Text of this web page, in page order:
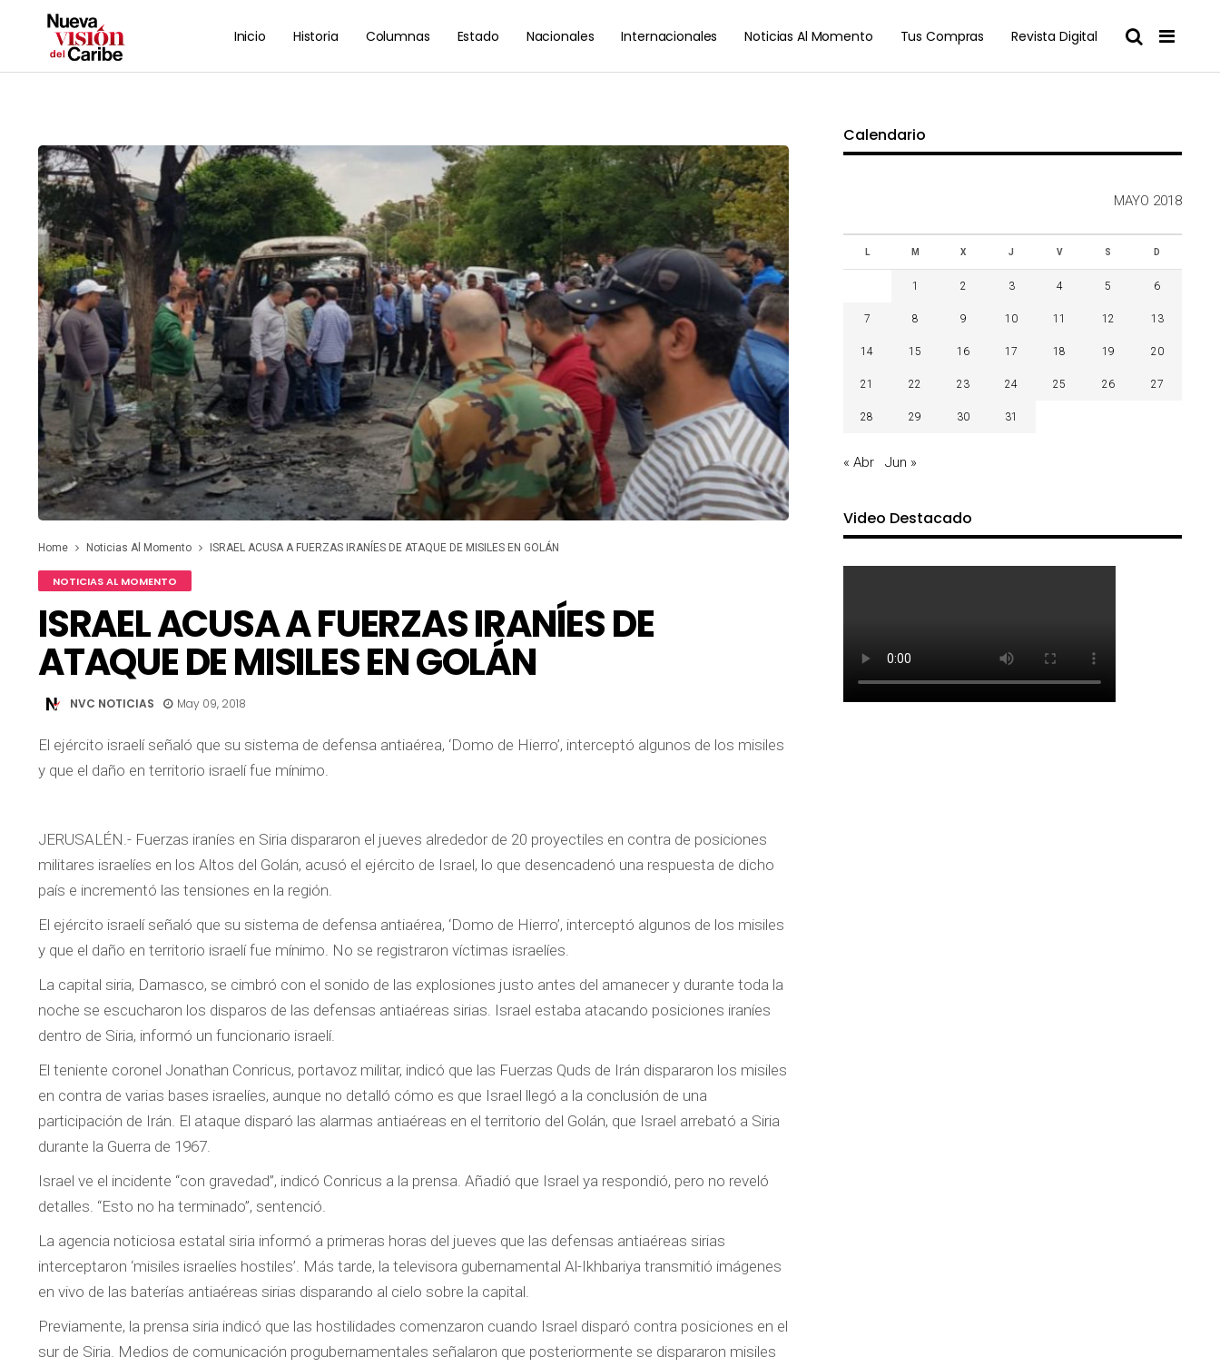
Inicio Historia Columnas Estado Nacionales Internacionales Noticias Al Momento Tus Compras Revista Digital
Home Noticias Al Momento ISRAEL ACUSA A FUERZAS IRANÍES DE ATAQUE DE MISILES EN GOLÁN
NOTICIAS AL MOMENTO
ISRAEL ACUSA A FUERZAS IRANÍES DE
ATAQUE DE MISILES EN GOLÁN
NVC NOTICIAS May 09, 2018
El ejército israelí señaló que su sistema de defensa antiaérea, ‘Domo de Hierro’, interceptó algunos de los misiles
y que el daño en territorio israelí fue mínimo.
JERUSALÉN.- Fuerzas iraníes en Siria dispararon el jueves alrededor de 20 proyectiles en contra de posiciones
militares israelíes en los Altos del Golán, acusó el ejército de Israel, lo que desencadenó una respuesta de dicho
país e incrementó las tensiones en la región.
El ejército israelí señaló que su sistema de defensa antiaérea, ‘Domo de Hierro’, interceptó algunos de los misiles
y que el daño en territorio israelí fue mínimo. No se registraron víctimas israelíes.
La capital siria, Damasco, se cimbró con el sonido de las explosiones justo antes del amanecer y durante toda la
noche se escucharon los disparos de las defensas antiaéreas sirias. Israel estaba atacando posiciones iraníes
dentro de Siria, informó un funcionario israelí.
El teniente coronel Jonathan Conricus, portavoz militar, indicó que las Fuerzas Quds de Irán dispararon los misiles
en contra de varias bases israelíes, aunque no detalló cómo es que Israel llegó a la conclusión de una
participación de Irán. El ataque disparó las alarmas antiaéreas en el territorio del Golán, que Israel arrebató a Siria
durante la Guerra de 1967.
Israel ve el incidente “con gravedad”, indicó Conricus a la prensa. Añadió que Israel ya respondió, pero no reveló
detalles. “Esto no ha terminado”, sentenció.
La agencia noticiosa estatal siria informó a primeras horas del jueves que las defensas antiaéreas sirias
interceptaron ‘misiles israelíes hostiles’. Más tarde, la televisora gubernamental Al-Ikhbariya transmitió imágenes
en vivo de las baterías antiaéreas sirias disparando al cielo sobre la capital.
Previamente, la prensa siria indicó que las hostilidades comenzaron cuando Israel disparó contra posiciones en el
sur de Siria. Medios de comunicación progubernamentales señalaron que posteriormente se dispararon misiles
Calendario
MAYO 2018
L M X J V S D
1 2 3 4 5 6
7 8 9 10 11 12 13
14 15 16 17 18 19 20
21 22 23 24 25 26 27
28 29 30 31
« Abr Jun »
Video Destacado